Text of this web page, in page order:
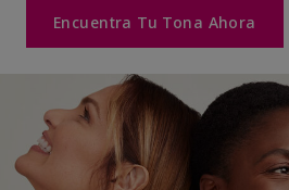
Encuentra Tu Tona Ahora